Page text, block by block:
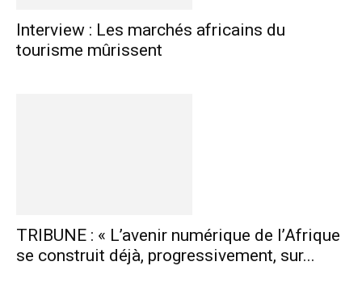
Interview : Les marchés africains du
tourisme mûrissent
TRIBUNE : « L’avenir numérique de l’Afrique
se construit déjà, progressivement, sur...